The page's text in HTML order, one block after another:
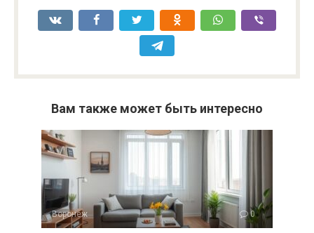
Вам также может быть интересно
Воронеж 0